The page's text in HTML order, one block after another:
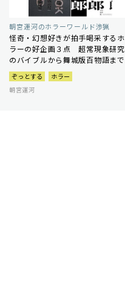
朝宮運河のホラーワールド渉猟
怪奇・幻想好きが拍手喝采するホ
ラーの好企画３点 超常現象研究
のバイブルから舞城版百物語まで
ぞっとする
ホラー
朝宮運河